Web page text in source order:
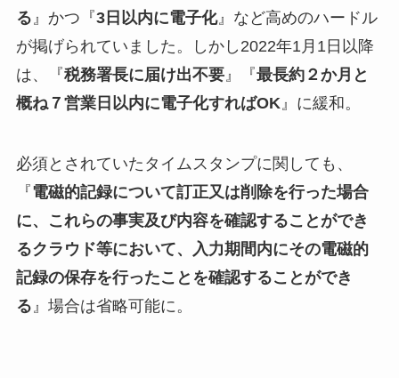
る』かつ『3日以内に電子化』など高めのハードル
が掲げられていました。しかし2022年1月1日以降
は、『税務署長に届け出不要』『最長約２か月と
概ね７営業日以内に電子化すればOK』に緩和。
必須とされていたタイムスタンプに関しても、
『電磁的記録について訂正又は削除を行った場合
に、これらの事実及び内容を確認することができ
るクラウド等において、入力期間内にその電磁的
記録の保存を行ったことを確認することができ
る』場合は省略可能に。